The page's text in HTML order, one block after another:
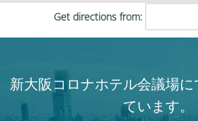
Get directions from:
新大阪コロナホテル会議場
ています。